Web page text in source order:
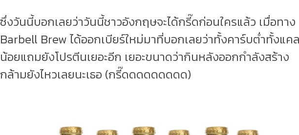
ซึ่งวันนี้บอกเลยว่าวันนี้ชาวอังกฤษจะได้กรี๊ดก่อนใครแล้ว เมื่อทาง
Barbell Brew ได้ออกเบียร์ใหม่มาที่บอกเลยว่าทั้งคาร์บต่ำทั้งแค
น้อยแถมยังโปรตีนเยอะอีก เยอะขนาดว่ากินหลังออกกำลังสร้าง
กล้ามยังไหวเลยนะเธอ (กรี๊ดดดดดดดดด)